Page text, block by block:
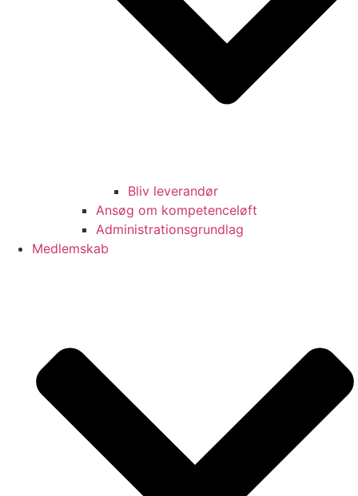
Bliv leverandør
Ansøg om kompetenceløft
Administrationsgrundlag
Medlemskab